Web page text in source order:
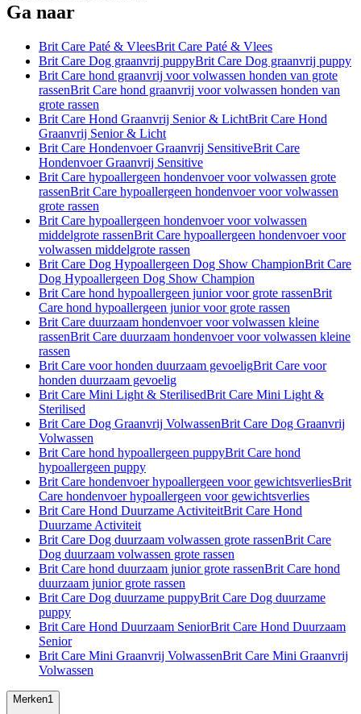
Ga naar
Brit Care Paté & VleesBrit Care Paté & Vlees
Brit Care Dog graanvrij puppyBrit Care Dog graanvrij puppy
Brit Care hond graanvrij voor volwassen honden van grote
rassenBrit Care hond graanvrij voor volwassen honden van
grote rassen
Brit Care Hond Graanvrij Senior & LichtBrit Care Hond
Graanvrij Senior & Licht
Brit Care Hondenvoer Graanvrij SensitiveBrit Care
Hondenvoer Graanvrij Sensitive
Brit Care hypoallergeen hondenvoer voor volwassen grote
rassenBrit Care hypoallergeen hondenvoer voor volwassen
grote rassen
Brit Care hypoallergeen hondenvoer voor volwassen
middelgrote rassenBrit Care hypoallergeen hondenvoer voor
volwassen middelgrote rassen
Brit Care Dog Hypoallergeen Dog Show ChampionBrit Care
Dog Hypoallergeen Dog Show Champion
Brit Care hond hypoallergeen junior voor grote rassenBrit
Care hond hypoallergeen junior voor grote rassen
Brit Care duurzaam hondenvoer voor volwassen kleine
rassenBrit Care duurzaam hondenvoer voor volwassen kleine
rassen
Brit Care voor honden duurzaam gevoeligBrit Care voor
honden duurzaam gevoelig
Brit Care Mini Light & SterilisedBrit Care Mini Light &
Sterilised
Brit Care Dog Graanvrij VolwassenBrit Care Dog Graanvrij
Volwassen
Brit Care hond hypoallergeen puppyBrit Care hond
hypoallergeen puppy
Brit Care hondenvoer hypoallergeen voor gewichtsverliesBrit
Care hondenvoer hypoallergeen voor gewichtsverlies
Brit Care Hond Duurzame ActiviteitBrit Care Hond
Duurzame Activiteit
Brit Care Dog duurzaam volwassen grote rassenBrit Care
Dog duurzaam volwassen grote rassen
Brit Care hond duurzaam junior grote rassenBrit Care hond
duurzaam junior grote rassen
Brit Care Dog duurzame puppyBrit Care Dog duurzame
puppy
Brit Care Hond Duurzaam SeniorBrit Care Hond Duurzaam
Senior
Brit Care Mini Graanvrij VolwassenBrit Care Mini Graanvrij
Volwassen
Merken1